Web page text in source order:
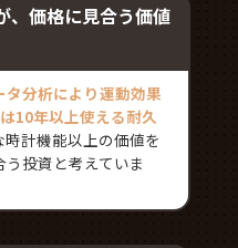
、価格に見合う価値
分析により運動効果
10年以上使える耐久
計機能以上の価値を
投資と考えていま